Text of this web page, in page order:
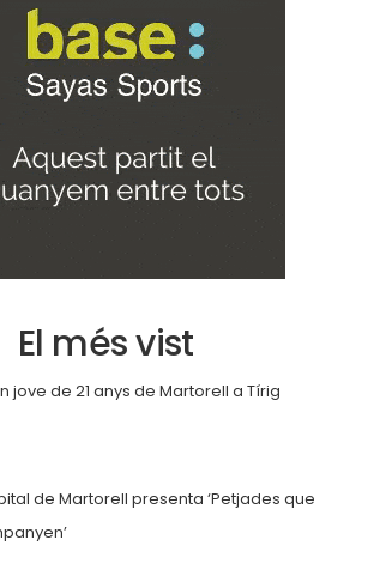
El més vist
jove de 21 anys de Martorell a Tírig
de Martorell presenta ‘Petjades que